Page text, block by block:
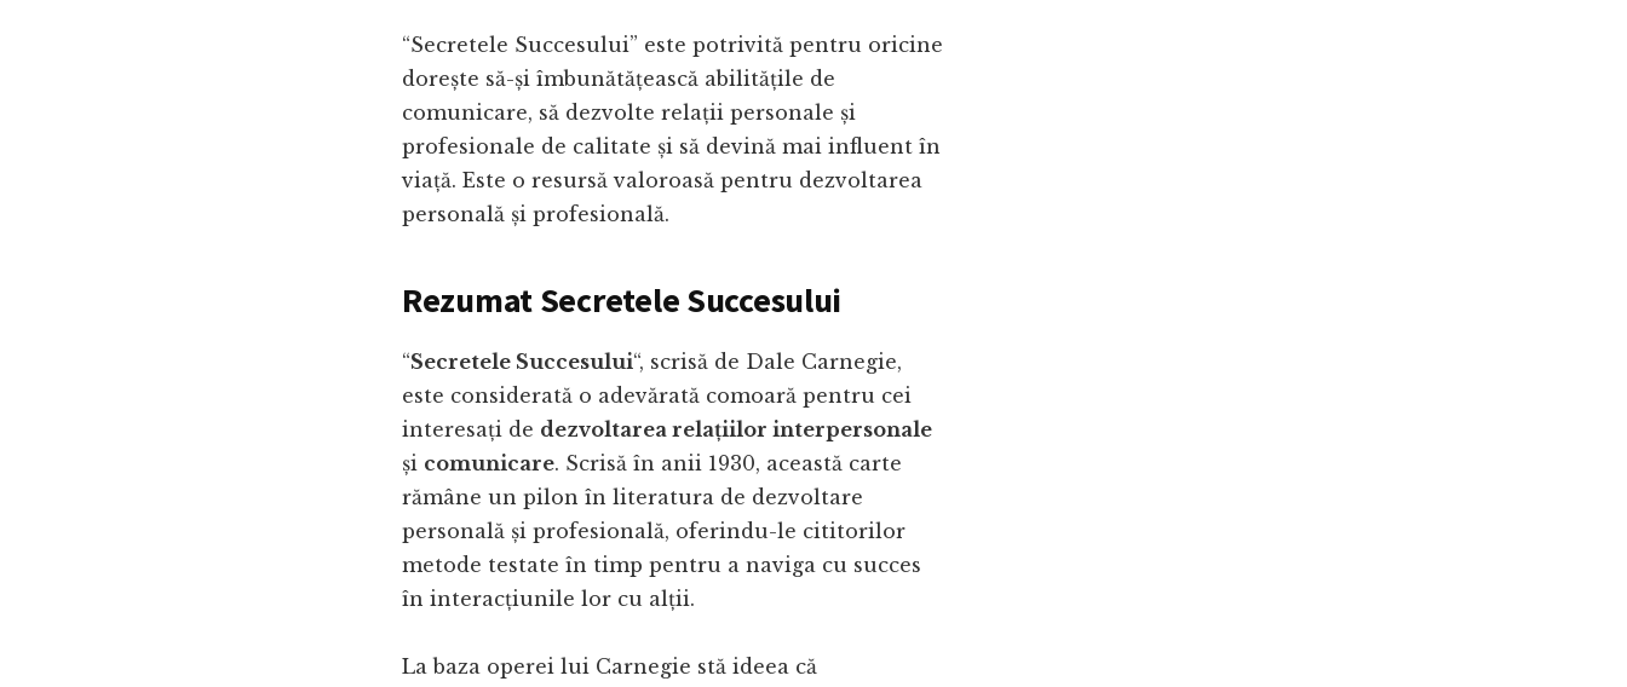
“Secretele Succesului” este potrivită pentru oricine
dorește să-și îmbunătățească abilitățile de
comunicare, să dezvolte relații personale și
profesionale de calitate și să devină mai influent în
viață. Este o resursă valoroasă pentru dezvoltarea
personală și profesională.
Rezumat Secretele Succesului
“Secretele Succesului“, scrisă de Dale Carnegie,
este considerată o adevărată comoară pentru cei
interesați de dezvoltarea relațiilor interpersonale
și comunicare. Scrisă în anii 1930, această carte
rămâne un pilon în literatura de dezvoltare
personală și profesională, oferindu-le cititorilor
metode testate în timp pentru a naviga cu succes
în interacțiunile lor cu alții.
La baza operei lui Carnegie stă ideea că